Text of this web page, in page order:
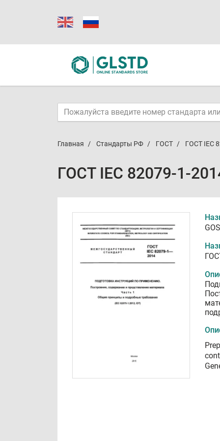
Главная Стандарты РФ ГОСТ ГОСТ IEC
ГОСТ IEC 82079-1-